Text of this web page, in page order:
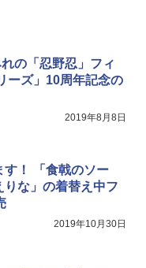
スラスト
フター - PC、PS4、P
One、Xbox Serie
度 H パターン シフター
ジナル特典:オリジナル
典:【坤と離】二振りの
る！スタジオ描き下ろ
付) [DVD]
の「忍野忍」フィ
ーズ」10周年記念の
2019年8月8日
す！ 「食戟のソー
りな」の着替え中フ
2019年10月30日